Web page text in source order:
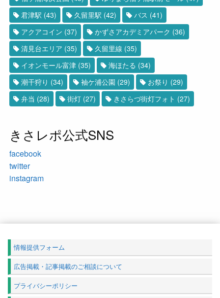
君津駅 (43) 久留里駅 (42) バス (41)
アクアコイン (37) かずさアカデミアパーク (36)
清見台エリア (35) 久留里線 (35)
イオンモール富津 (35) 海ほたる (34)
潮干狩り (34) 袖ケ浦公園 (29) お祭り (29)
弁当 (28) 街灯 (27) きさらづ街灯フォト (27)
きさレポ公式SNS
facebook
twitter
instagram
情報提供フォーム
広告掲載・記事掲載のご相談について
プライバシーポリシー